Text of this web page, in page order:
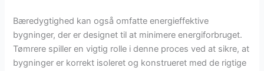
Bæredygtighed kan også omfatte energieffektive
bygninger, der er designet til at minimere energiforbruget.
Tømrere spiller en vigtig rolle i denne proces ved at sikre, at
bygninger er korrekt isoleret og konstrueret med de rigtige